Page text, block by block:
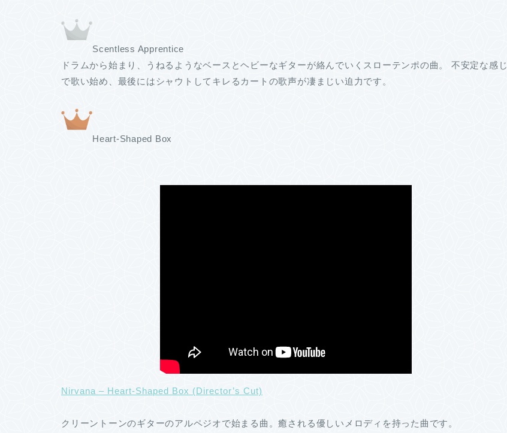
Scentless Apprentice
ドラムから始まり、うねるようなベースとヘビーなギターが絡んでいくスローテンポの曲。 不安定な感じ
で歌い始め、最後にはシャウトしてキレるカートの歌声が凄まじい迫力です。
Heart-Shaped Box
Nirvana – Heart-Shaped Box (Director’s Cut)
クリーントーンのギターのアルペジオで始まる曲。癒される優しいメロディを持った曲です。